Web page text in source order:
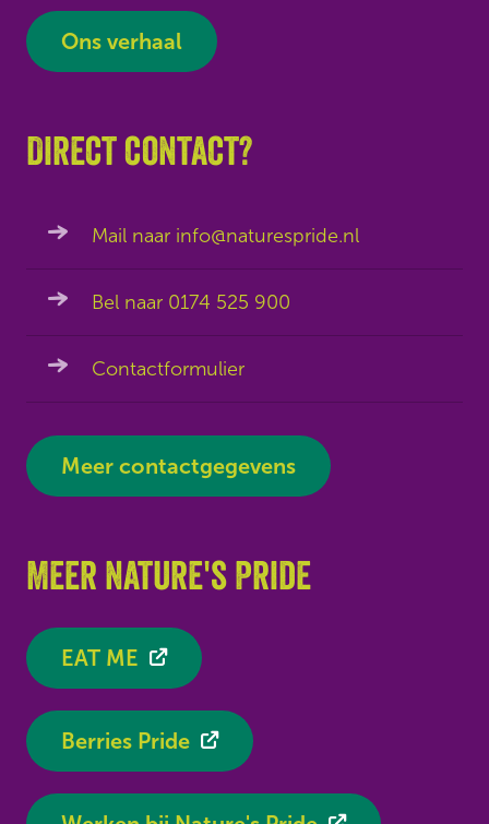
Ons verhaal
Direct contact?
Mail naar info@naturespride.nl
Bel naar 0174 525 900
Contactformulier
Meer contactgegevens
Meer Nature's Pride
EAT ME
Berries Pride